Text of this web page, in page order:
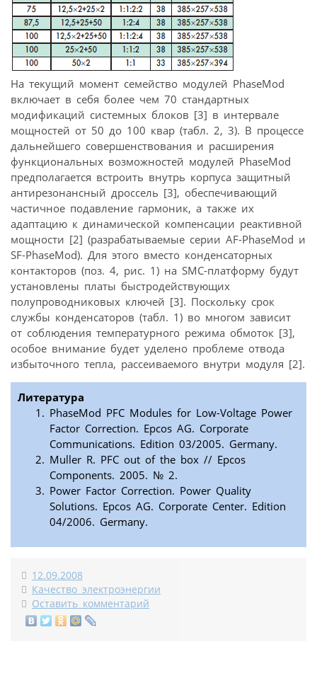
На текущий момент семейство модулей PhaseMod
включает в себя более чем 70 стандартных
модификаций системных блоков [3] в интервале
мощностей от 50 до 100 квар (табл. 2, 3). В процессе
дальнейшего совершенствования и расширения
функциональных возможностей модулей PhaseMod
предполагается встроить внутрь корпуса защитный
антирезонансный дроссель [3], обеспечивающий
частичное подавление гармоник, а также их
адаптацию к динамической компенсации реактивной
мощности [2] (разрабатываемые серии AF-PhaseMod и
SF-PhaseMod). Для этого вместо конденсаторных
контакторов (поз. 4, рис. 1) на SMC-платформу будут
установлены платы быстродействующих
полупроводниковых ключей [3]. Поскольку срок
службы конденсаторов (табл. 1) во многом зависит
от соблюдения температурного режима обмоток [3],
особое внимание будет уделено проблеме отвода
избыточного тепла, рассеиваемого внутри модуля [2].
Литература
PhaseMod PFC Modules for Low-Voltage Power
Factor Correction. Epcos AG. Corporate
Communications. Edition 03/2005. Germany.
Muller R. PFC out of the box // Epcos
Components. 2005. № 2.
Power Factor Correction. Power Quality
Solutions. Epcos AG. Corporate Center. Edition
04/2006. Germany.
12.09.2008
Качество электроэнергии
Оставить комментарий